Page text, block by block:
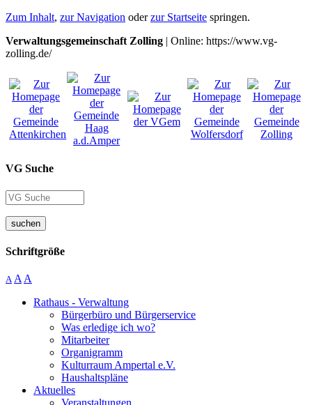
Zum Inhalt, zur Navigation oderzur Startseite springen.
Verwaltungsgemeinschaft Zolling | Online: https://www.vg-
zolling.de/
VG Suche
suchen
Schriftgröße
A A A
Rathaus - Verwaltung
Bürgerbüro und Bürgerservice
Was erledige ich wo?
Mitarbeiter
Organigramm
Kulturraum Ampertal e.V.
Haushaltspläne
Aktuelles
Veranstaltungen